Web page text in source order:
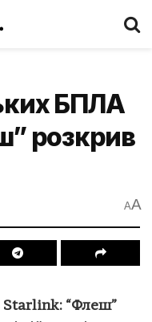
БПЛА
розкрив
AA
“Флеш”